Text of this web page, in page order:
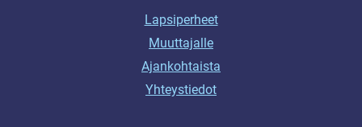
Lapsiperheet
Muuttajalle
Ajankohtaista
Yhteystiedot